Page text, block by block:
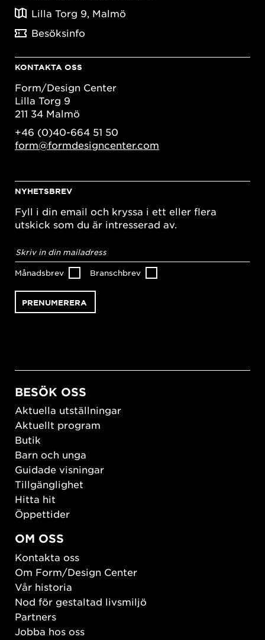
Lilla Torg 9, Malmö
Besöksinfo
KONTAKTA OSS
Form/Design Center
Lilla Torg 9
211 34 Malmö
+46 (0)40-664 51 50
form@formdesigncenter.com
NYHETSBREV
Fyll i din email och kryssa i ett eller flera
utskick som du är intresserad av.
postadress*
Månadsbrev Branschbrev
BESÖK OSS
Aktuella utställningar
Aktuellt program
Butik
Barn och unga
Guidade visningar
Tillgänglighet
Hitta hit
Öppettider
OM OSS
Kontakta oss
Om Form/Design Center
Vår historia
Nod för gestaltad livsmiljö
Partners
Jobba hos oss